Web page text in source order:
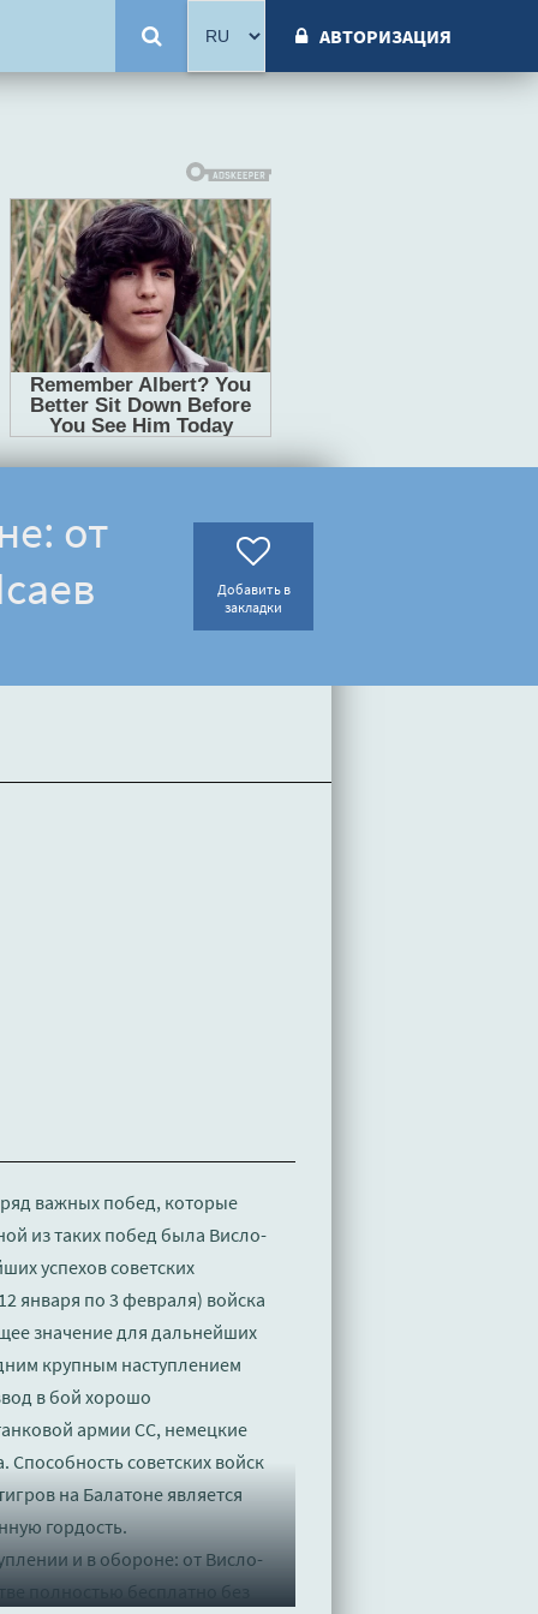
АВТОРИЗАЦИЯ
от
Добавить в
закладки
важных побед, которые
из таких побед была Висло-
успехов советских
января по 3 февраля) войска
значение для дальнейших
крупным наступлением
в бой хорошо
армии СС, немецкие
советских войск
на Балатоне является
гордость.
и в обороне: от Висло-
полностью бесплатно без